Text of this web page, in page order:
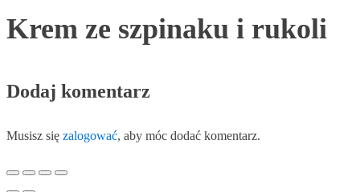
Krem ze szpinaku i rukoli
Dodaj komentarz
Musisz się zalogować, aby móc dodać komentarz.